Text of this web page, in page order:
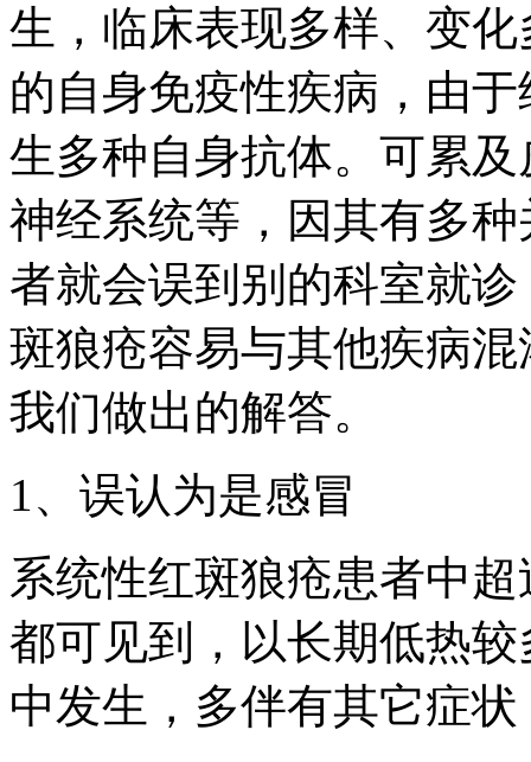
生，临床表现多样、变
的自身免疫性疾病，由
生多种自身抗体。可累
神经系统等，因其有多
者就会误到别的科室就
斑狼疮容易与其他疾病
我们做出的解答。
1、误认为是感冒
系统性红斑狼疮患者中
都可见到，以长期低热
中发生，多伴有其它症